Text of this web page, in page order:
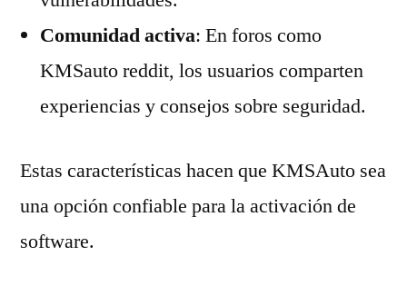
Comunidad activa: En foros como
KMSauto reddit, los usuarios comparten
experiencias y consejos sobre seguridad.
Estas características hacen que KMSAuto sea
una opción confiable para la activación de
software.